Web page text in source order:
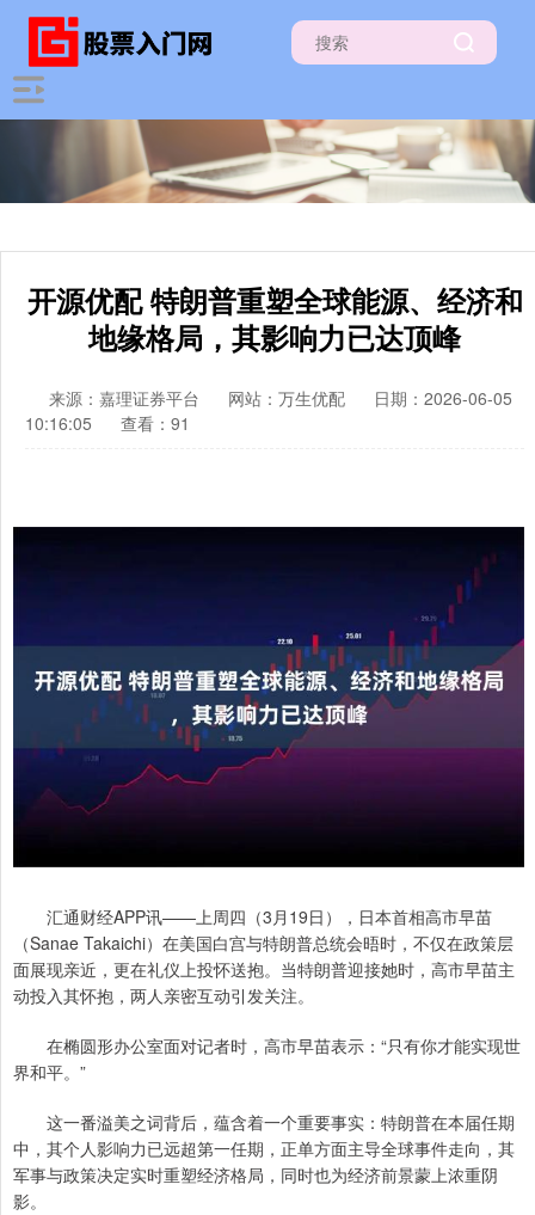
开源优配 特朗普重塑全球能源、经济和
地缘格局，其影响力已达顶峰
来源：嘉理证券平台 网站：万生优配
日期：2026-06-05
10:16:05
查看：91
汇通财经APP讯——上周四（3月19日），日本首相高市早苗
（Sanae Takaichi）在美国白宫与特朗普总统会晤时，不仅在政策层
面展现亲近，更在礼仪上投怀送抱。当特朗普迎接她时，高市早苗主
动投入其怀抱，两人亲密互动引发关注。
在椭圆形办公室面对记者时，高市早苗表示：“只有你才能实现世
界和平。”
这一番溢美之词背后，蕴含着一个重要事实：特朗普在本届任期
中，其个人影响力已远超第一任期，正单方面主导全球事件走向，其
军事与政策决定实时重塑经济格局，同时也为经济前景蒙上浓重阴
影。